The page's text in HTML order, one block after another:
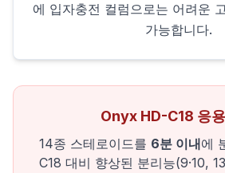
에 입자충전 컬럼으로는 어려운
가능합니다.
Onyx HD-C18 응용
14종 스테로이드를 6분 이내에
C18 대비 향상된 분리능(9·10,